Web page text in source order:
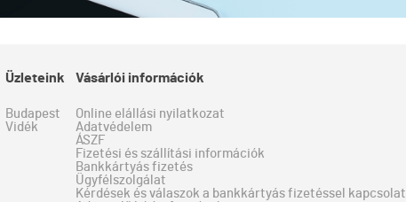
Üzleteink
Budapest
Vidék
Vásárlói információk
Online elállási nyilatkozat
Adatvédelem
ÁSZF
Fizetési és szállítási információk
Bankkártyás fizetés
Ügyfélszolgálat
Kérdések és válaszok a bankkártyás fizetéssel